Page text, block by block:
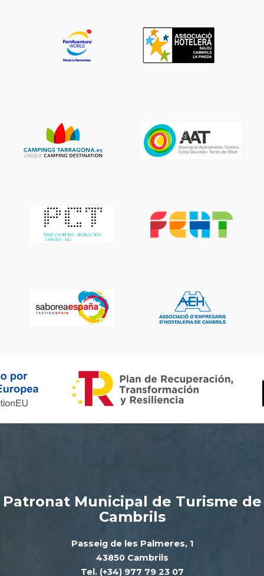
Patronat Municipal de Turisme de
Cambrils
Passeig de les Palmeres, 1
43850 Cambrils
Tel. (+34) 977 79 23 07